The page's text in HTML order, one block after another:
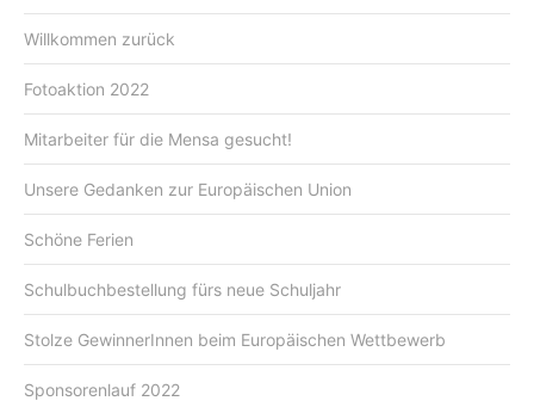
Willkommen zurück
Fotoaktion 2022
Mitarbeiter für die Mensa gesucht!
Unsere Gedanken zur Europäischen Union
Schöne Ferien
Schulbuchbestellung fürs neue Schuljahr
Stolze GewinnerInnen beim Europäischen Wettbewerb
Sponsorenlauf 2022